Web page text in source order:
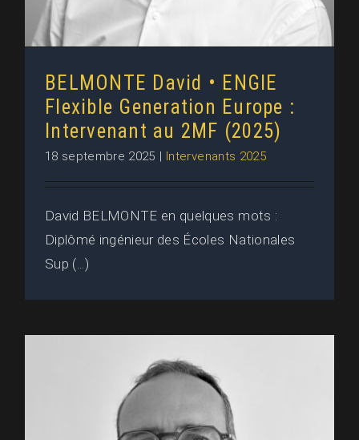
BELMONTE David • ENGIE
Flexible Generation Europe :
Intervenant au 2MF (2025)
18 septembre 2025 Intervenants 2025
David BELMONTE en quelques mots :
Diplômé ingénieur des Écoles Nationales
Sup (...)